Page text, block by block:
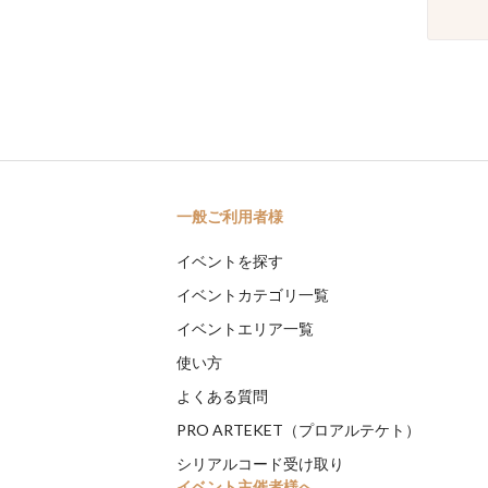
一般ご利用者様
イベントを探す
イベントカテゴリ一覧
イベントエリア一覧
使い方
よくある質問
PRO ARTEKET（プロアルテケト）
シリアルコード受け取り